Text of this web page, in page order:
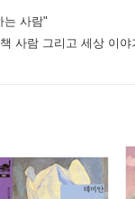
맡길 수 없습니다
직후 긴급 기자회견
12월 4일
범국민대회 2024년
되어
는 사람"
사람 그리고 세상 이야